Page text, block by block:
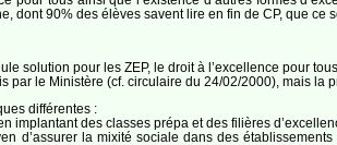
dont 90% des élèves savent lire en fin de CP, que ce
solution pour les ZEP, le droit à l’excellence pour tous.
par le Ministère (cf. circulaire du 24/02/2000), mais
différentes :
implantant des classes prépa et des filières
d’assurer la mixité sociale dans des